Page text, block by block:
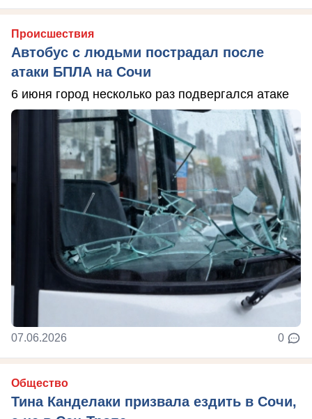
Происшествия
Автобус с людьми пострадал после
атаки БПЛА на Сочи
6 июня город несколько раз подвергался атаке
07.06.2026 0
Общество
Тина Канделаки призвала ездить в Сочи,